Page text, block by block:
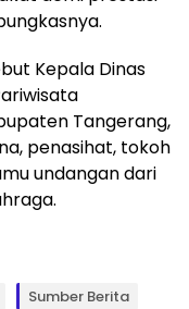
Kepala Dinas
Tangerang,
penasihat, tokoh
undangan dari
Sumber Berita